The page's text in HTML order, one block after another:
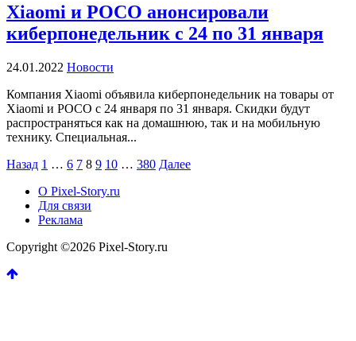
Xiaomi и POCO анонсировали
киберпонедельник с 24 по 31 января
24.01.2022 Новости
Компания Xiaomi объявила киберпонедельник на товары от
Xiaomi и POCO с 24 января по 31 января. Скидки будут
распространяться как на домашнюю, так и на мобильную
технику. Специальная...
Пагинация
записей
Назад 1 … 6 7 8 9 10 … 380 Далее
О Pixel-Story.ru
Для связи
Реклама
Copyright ©2026 Pixel-Story.ru